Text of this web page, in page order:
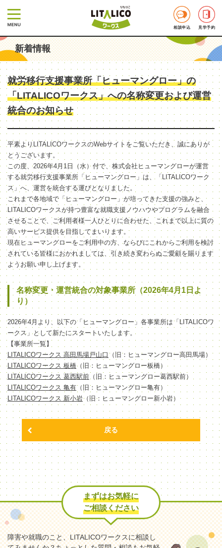
相談申込 見学予約
新着情報
就労移行支援事業所「ヒューマングロー」の
「LITALICOワークス」への名称変更および運営
統合のお知らせ
平素よりLITALICOワークスのWebサイトをご覧いただき、誠にありが
とうございます。
この度、2026年4月1日（水）付で、株式会社ヒューマングローが運営
する就労移行支援事業所「ヒューマングロー」は、「LITALICOワーク
ス」へ、運営を統合する運びとなりました。
これまで各地域で「ヒューマングロー」が培ってきた支援の強みと、
LITALICOワークスが持つ豊富な就職支援ノウハウやプログラムを融合
させることで、ご利用者様一人ひとりに合わせた、これまで以上に質の
高いサービス提供を目指してまいります。
現在ヒューマングローをご利用中の方、ならびにこれからご利用を検討
されている皆様におかれましては、引き続き変わらぬご愛顧を賜ります
ようお願い申し上げます。
名称変更・運営統合の対象事業所（2026年4月1日よ
り）
2026年4月より、以下の「ヒューマングロー」各事業所は「LITALICOワ
ークス」として新たにスタートいたします。
【事業所一覧】
LITALICOワークス 高田馬場戸山口 （旧：ヒューマングロー高田馬場）
LITALICOワークス 板橋（旧：ヒューマングロー板橋）
LITALICOワークス 葛西駅前 （旧：ヒューマングロー葛西駅前）
LITALICOワークス 亀有（旧：ヒューマングロー亀有）
LITALICOワークス 新小岩（旧：ヒューマングロー新小岩）
戻る
まずはお気軽に
ご相談ください
障害や就職のこと、LITALICOワークスに相談し